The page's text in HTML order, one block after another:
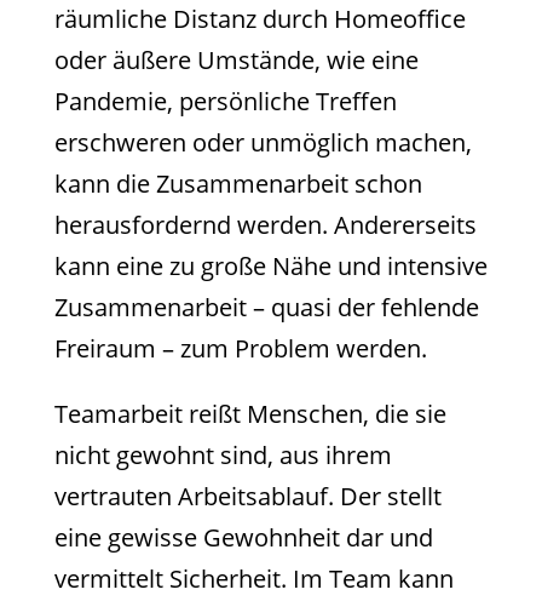
räumliche Distanz durch Homeoffice
oder äußere Umstände, wie eine
Pandemie, persönliche Treffen
erschweren oder unmöglich machen,
kann die Zusammenarbeit schon
herausfordernd werden. Andererseits
kann eine zu große Nähe und intensive
Zusammenarbeit – quasi der fehlende
Freiraum – zum Problem werden.
Teamarbeit reißt Menschen, die sie
nicht gewohnt sind, aus ihrem
vertrauten Arbeitsablauf. Der stellt
eine gewisse Gewohnheit dar und
vermittelt Sicherheit. Im Team kann